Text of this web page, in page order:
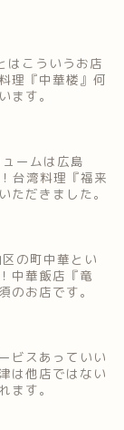
はこういうお店
理『中華楼』何
ます。
ームは広島
台湾料理『福来
ただきました。
の町中華とい
中華飯店『竜
のお店です。
ビスあっていい
は他店ではない
ます。